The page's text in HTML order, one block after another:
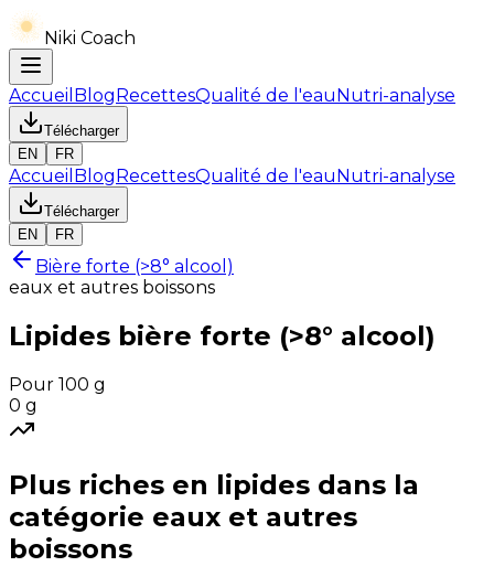
Niki Coach
Accueil BlogRecettesQualité de l'eauNutri-analyse
Télécharger
EN
FR
Accueil BlogRecettesQualité de l'eauNutri-analyse
Télécharger
EN
FR
Bière forte (>8° alcool)
eaux et autres boissons
Lipides bière forte (>8° alcool)
Pour 100 g
0 g
Plus riches en lipides dans la
catégorie eaux et autres
boissons